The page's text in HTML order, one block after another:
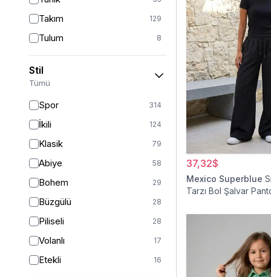
Takım 129
Tulum 8
Pantolon 151
Etek 19
Stil
Tümü
Spor 314
İkili 124
Klasik 79
Abiye 58
Bohem 29
Büzgülü 28
Piliseli 28
Volanlı 17
Etekli 16
37,32$
Mexico Superblue
Tarzı Bol Şalvar